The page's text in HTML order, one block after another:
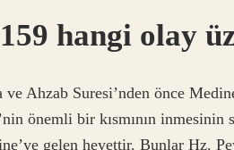
hangi olay
ve Ahzab Suresi’nden önce
önemli bir kısmının inmesinin
gelen heyettir. Bunlar Hz.